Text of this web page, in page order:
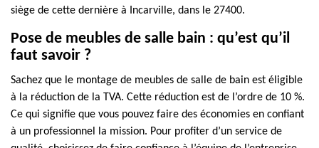
siège de cette dernière à Incarville, dans le 27400.
Pose de meubles de salle bain : qu’est qu’il
faut savoir ?
Sachez que le montage de meubles de salle de bain est éligible
à la réduction de la TVA. Cette réduction est de l’ordre de 10 %.
Ce qui signifie que vous pouvez faire des économies en confiant
à un professionnel la mission. Pour profiter d’un service de